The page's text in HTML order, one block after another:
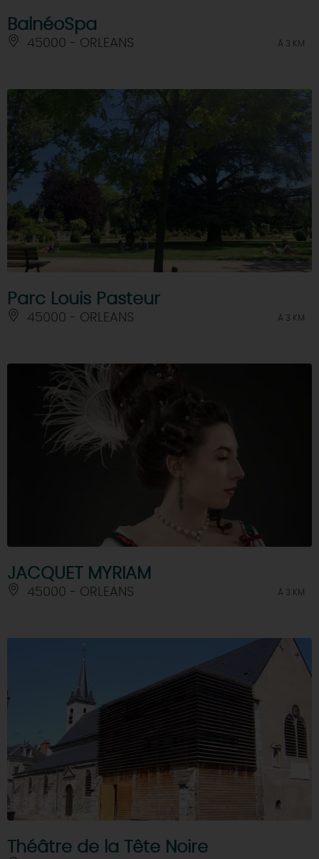
BalnéoSpa
45000 - ORLEANS À 3 KM
Parc Louis Pasteur
45000 - ORLEANS À 3 KM
JACQUET MYRIAM
45000 - ORLEANS À 3 KM
Théâtre de la Tête Noire